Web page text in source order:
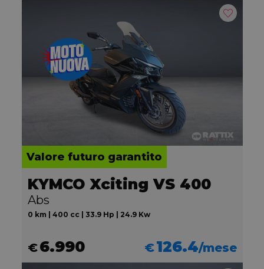
Valore futuro garantito
KYMCO Xciting VS 400
Abs
0 km | 400 cc | 33.9 Hp | 24.9 Kw
€6.990 €126.4/mese